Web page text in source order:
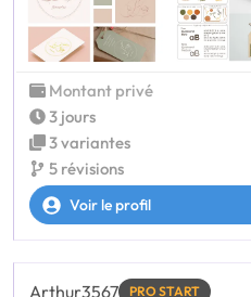
Montant privé
3 jours
3 variantes
5 révisions
Voir le profil
Arthur3567 PRO START